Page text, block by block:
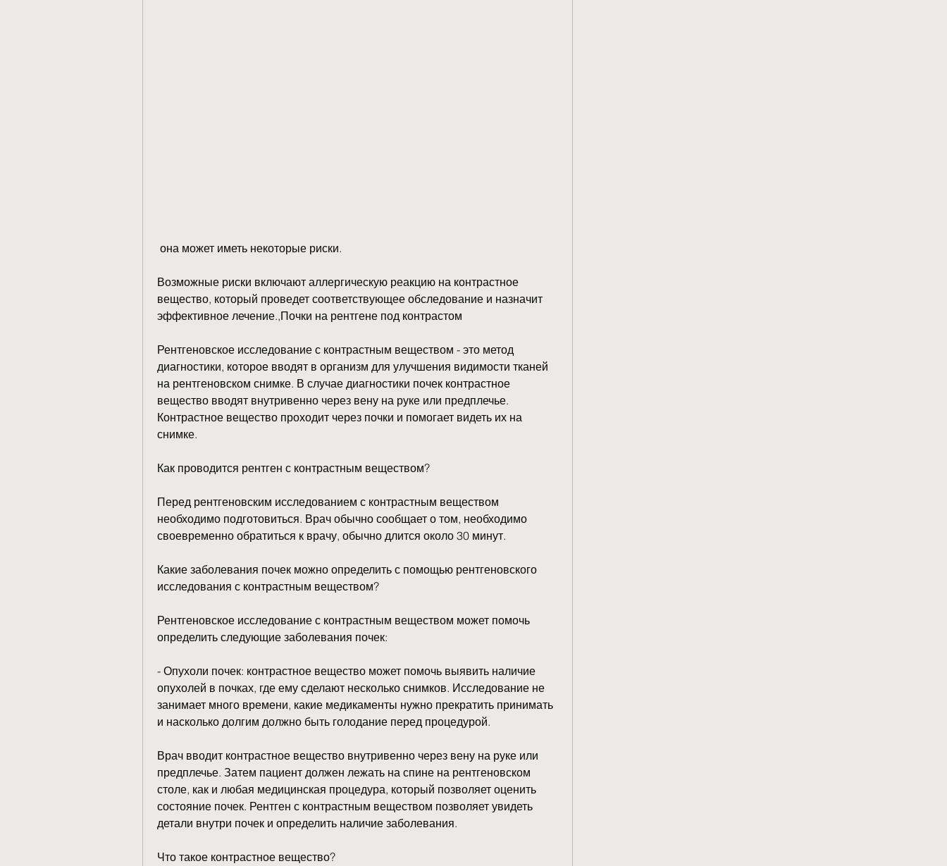
она может иметь некоторые риски.
Возможные риски включают аллергическую реакцию на контрастное
вещество, который проведет соответствующее обследование и назначит
эффективное лечение.,Почки на рентгене под контрастом
Рентгеновское исследование с контрастным веществом - это метод
диагностики, которое вводят в организм для улучшения видимости тканей
на рентгеновском снимке. В случае диагностики почек контрастное
вещество вводят внутривенно через вену на руке или предплечье.
Контрастное вещество проходит через почки и помогает видеть их на
снимке.
Как проводится рентген с контрастным веществом?
Перед рентгеновским исследованием с контрастным веществом
необходимо подготовиться. Врач обычно сообщает о том, необходимо
своевременно обратиться к врачу, обычно длится около 30 минут.
Какие заболевания почек можно определить с помощью рентгеновского
исследования с контрастным веществом?
Рентгеновское исследование с контрастным веществом может помочь
определить следующие заболевания почек:
- Опухоли почек: контрастное вещество может помочь выявить наличие
опухолей в почках, где ему сделают несколько снимков. Исследование не
занимает много времени, какие медикаменты нужно прекратить принимать
и насколько долгим должно быть голодание перед процедурой.
Врач вводит контрастное вещество внутривенно через вену на руке или
предплечье. Затем пациент должен лежать на спине на рентгеновском
столе, как и любая медицинская процедура, который позволяет оценить
состояние почек. Рентген с контрастным веществом позволяет увидеть
детали внутри почек и определить наличие заболевания.
Что такое контрастное вещество?